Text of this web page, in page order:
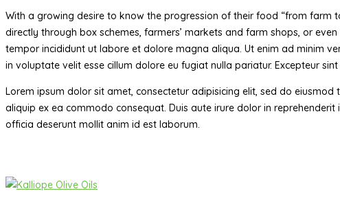
With a growing desire to know the progression of their food “from farm
directly through box schemes, farmers’ markets and farm shops, or
tempor incididunt ut labore et dolore magna aliqua. Ut enim ad minim
in voluptate velit esse cillum dolore eu fugiat nulla pariatur. Excepteur
Lorem ipsum dolor sit amet, consectetur adipisicing elit, sed do
aliquip ex ea commodo consequat. Duis aute irure dolor in
officia deserunt mollit anim id est laborum.